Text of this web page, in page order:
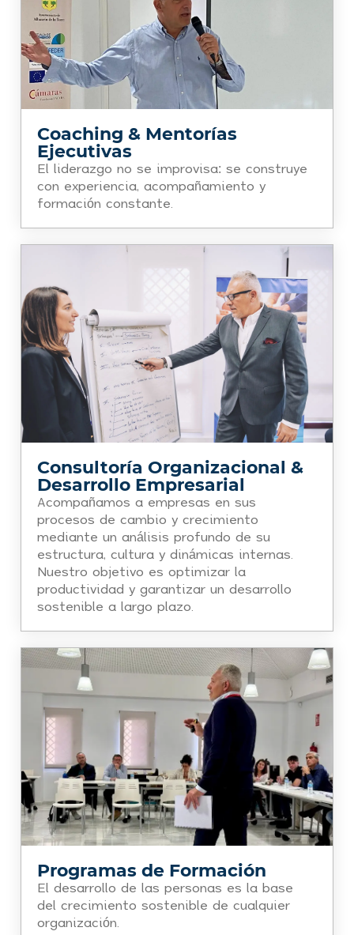
Coaching & Mentorías
Ejecutivas
El liderazgo no se improvisa: se construye
con experiencia, acompañamiento y
formación constante.
Consultoría Organizacional &
Desarrollo Empresarial
Acompañamos a empresas en sus
procesos de cambio y crecimiento
mediante un análisis profundo de su
estructura, cultura y dinámicas internas.
Nuestro objetivo es optimizar la
productividad y garantizar un desarrollo
sostenible a largo plazo.
Programas de Formación
El desarrollo de las personas es la base
del crecimiento sostenible de cualquier
organización.